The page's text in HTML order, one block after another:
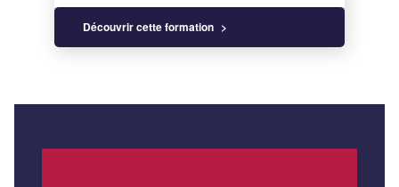
Découvrir cette formation